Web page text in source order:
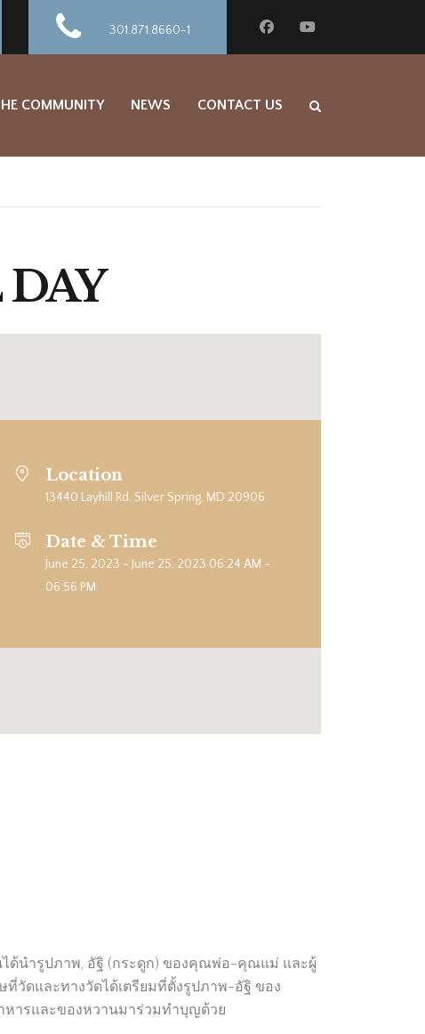
301.871.8660-1
COMMUNITY NEWS CONTACT US
Location
13440 Layhill Rd. Silver Spring, MD 20906
Date & Time
June 25, 2023 - June 25, 2023 06:24 AM -
06:56 PM
ด้นำรูปภาพ, อัฐิ (กระดูก) ของคุณพ่อ-คุณแม่ และผู้
วัดและทางวัดได้เตรียมที่ตั้งรูปภาพ-อัฐิ ของ
หารและของหวานมาร่วมทำบุญด้วย